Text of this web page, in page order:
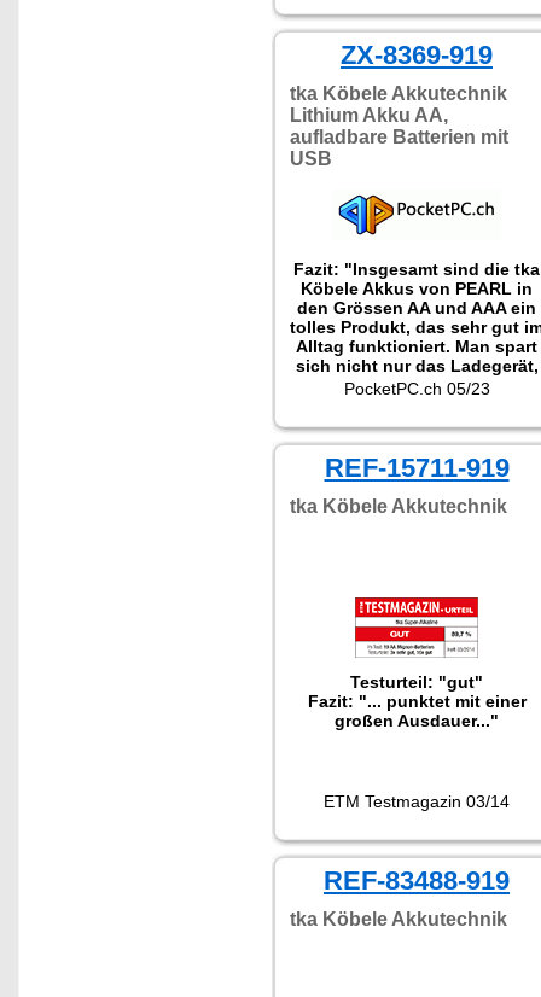
Ladebuchse angeschlossen
wird. Technisch gesehen sind
die Batterien sehr leicht und
mit dem Handy-Loader
wiederaufladbar."
ZX-8369-919
tka Köbele Akkutechnik
Lithium Akku AA,
aufladbare Batterien mit
USB
Fazit: "Insgesamt sind die tka
Köbele Akkus von PEARL in
den Grössen AA und AAA ein
tolles Produkt, das sehr gut
Alltag funktioniert. Man spart
sich nicht nur das Ladegerät,
da jede Akkuzelle direkt per
kann, sondern kann direkt
auch vier Sekundärzellen
gleichzeitig und schnell
aufladen dank der
mitgeliferten Vierfach-USB-
Batterien."
PocketPC.ch 05/23
REF-15711-919
tka Köbele Akkutechnik
Testurteil: "gut"
Fazit: "... punktet mit einer
großen Ausdauer..."
ETM Testmagazin 03/14
REF-83488-919
tka Köbele Akkutechnik